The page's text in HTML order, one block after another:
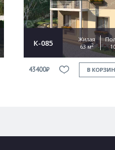
К-085
Жилая
63 м2
43400₽ В